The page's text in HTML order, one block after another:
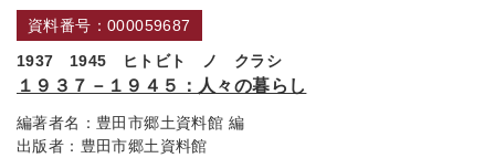
資料番号：000059687
1937 1945 ヒトビト ノ クラシ
１９３７－１９４５：人々の暮らし
編著者名： 豊田市郷土資料館 編
出版者： 豊田市郷土資料館